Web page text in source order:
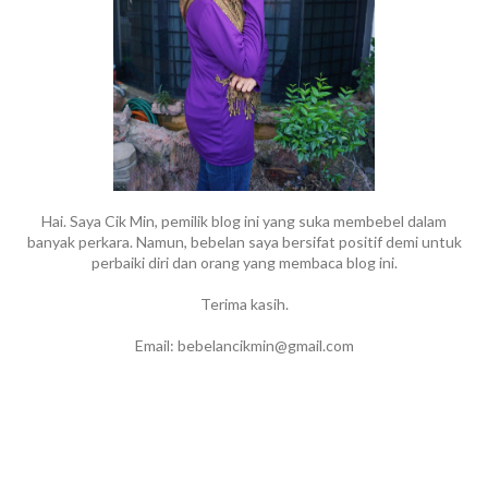
Hai. Saya Cik Min, pemilik blog ini yang suka membebel dalam
banyak perkara. Namun, bebelan saya bersifat positif demi untuk
perbaiki diri dan orang yang membaca blog ini.
Terima kasih.
Email: bebelancikmin@gmail.com